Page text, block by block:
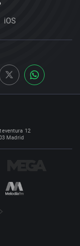
iOS
12
Madrid